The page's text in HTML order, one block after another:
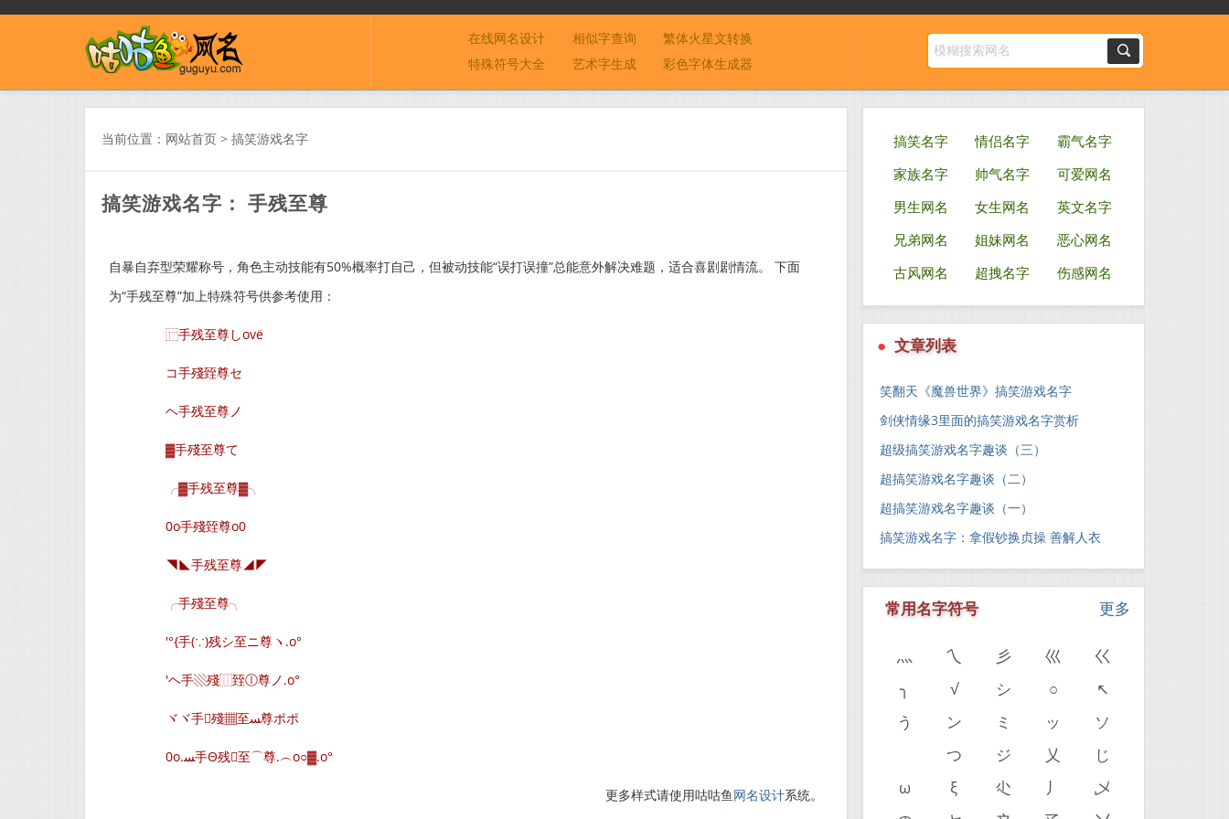
在线网名设计 相似字查询
繁体火星文转换
特殊符号大全
艺术字生成 彩色字体生成器
当前位置： 网站首页 > 搞笑游戏名字
搞笑游戏名字： 手残至尊
自暴自弃型荣耀称号，角色主动技能有50%概率打自己，但被动技能“误打误撞”总能意外解决难题，适合喜剧剧情流。 下面
为“手残至尊”加上特殊符号供参考使用：
⿸手残至尊しovё
コ手殘臸尊セ
ヘ手残至尊ノ
▓手殘至尊て
╭▓手残至尊▓╮
0o手殘臸尊o0
◥◣手残至尊◢◤
╭手殘至尊╮
′°{手(∵)残シ至ニ尊ヽ.o°
′ヘ手▧殘⿲臸ⓛ尊ノ.o°
ヾヾ手殘▦至ﺴ尊ポポ
0o.ﺴ手Θ残至⌒尊.︵o○▓.o°
更多样式请使用咕咕鱼网名设计系统。
搞笑名字 情侣名字
霸气名字
家族名字
帅气名字
可爱网名
男生网名
女生网名
英文名字
兄弟网名
姐妹网名
恶心网名
古风网名
超拽名字 伤感网名
● 文章列表
笑翻天《魔兽世界》搞笑游戏名字
剑侠情缘3里面的搞笑游戏名字赏析
超级搞笑游戏名字趣谈（三）
超搞笑游戏名字趣谈（二）
超搞笑游戏名字趣谈（一）
搞笑游戏名字：拿假钞换贞操 善解人衣
更多
常用名字符号
灬 乀 彡 巛
巜
╮
√ シ ○
↖
う
ン ミ ッ
ソ
つ ジ 乂
じ
ω
ξ 尐 丿
乄